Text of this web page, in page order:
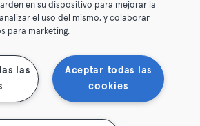
Group GmbH. All rights reserved.
Privacidad
aquí Desistir de contratos aquí
en su dispositivo para mejorar la
el uso del mismo, y colaborar
para marketing.
Aceptar todas las
cookies
las